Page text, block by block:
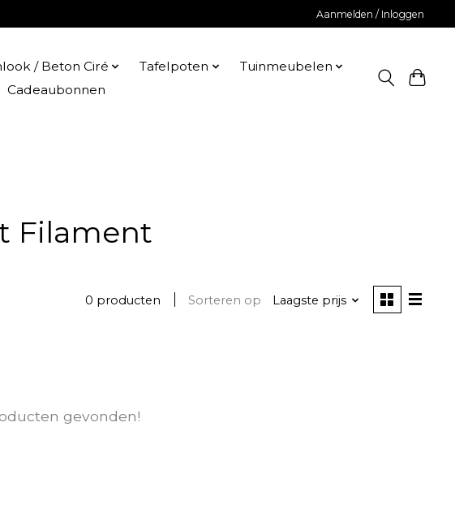
Aanmelden / Inloggen
/ Beton Ciré Tafelpoten
Tuinmeubelen
Cadeaubonnen
Filament
0 producten Sorteren op Laagste prijs
gevonden!